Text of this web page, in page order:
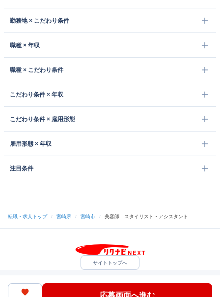
勤務地 × こだわり条件
職種 × 年収
職種 × こだわり条件
こだわり条件 × 年収
こだわり条件 × 雇用形態
雇用形態 × 年収
注目条件
転職・求人トップ / 宮崎県 / 宮崎市 / 美容師 スタイリスト・アシスタント
応募画面へ進む
サイトトップへ
中途採用をご検討の企業様
ヘルプ・お問い合わせ